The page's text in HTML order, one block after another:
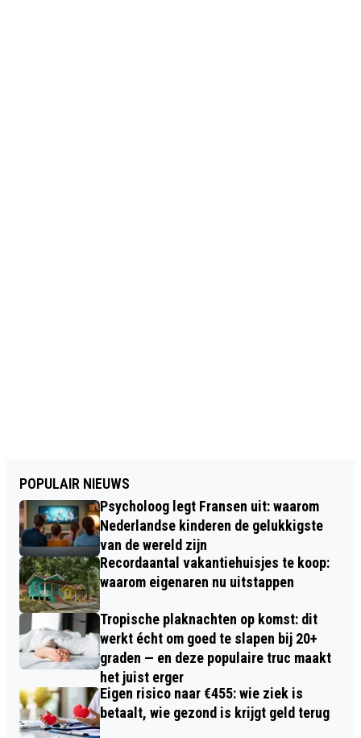
POPULAIR NIEUWS
Psycholoog legt Fransen uit: waarom
Nederlandse kinderen de gelukkigste
van de wereld zijn
Recordaantal vakantiehuisjes te koop:
waarom eigenaren nu uitstappen
Tropische plaknachten op komst: dit
werkt écht om goed te slapen bij 20+
graden — en deze populaire truc maakt
het juist erger
Eigen risico naar €455: wie ziek is
betaalt, wie gezond is krijgt geld terug